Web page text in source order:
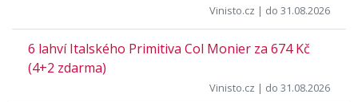
Vinisto.cz | do 31.08.2026
6 lahví Italského Primitiva Col Monier za 674 Kč
(4+2 zdarma)
Vinisto.cz | do 31.08.2026